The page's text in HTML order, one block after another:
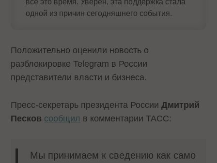
все это время. Уверен, эта поддержка стала
одной из причин сегодняшнего события.
Положительно оценили новость о
разблокировке Telegram в России
представители власти и бизнеса.
Пресс-секретарь президента РоссииДмитрий
Песков сообщил в комментарии ТАСС:
Мы принимаем к сведению как само